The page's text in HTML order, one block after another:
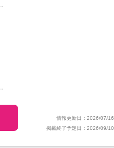
情報更新日：2026/07/16
掲載終了予定日：2026/09/10